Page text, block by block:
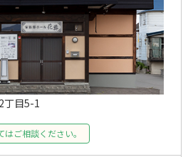
丁目5-1
ご相談ください。